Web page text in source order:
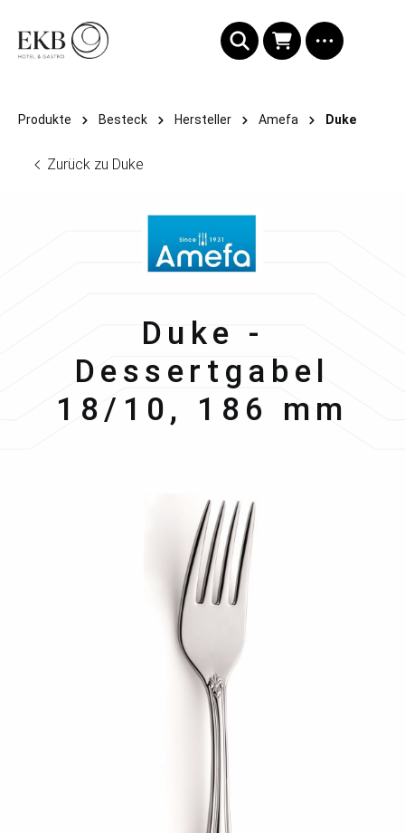
Produkte Besteck Hersteller Amefa Duke
Zurück zu Duke
Amefa
Duke -
Dessertgabel
18/10, 186 mm